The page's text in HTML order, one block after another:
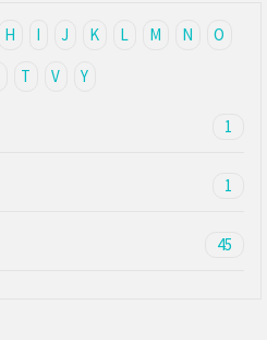
H I J K L M N
O
T V Y
1
1
45